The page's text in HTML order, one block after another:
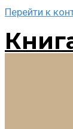
Перейти к